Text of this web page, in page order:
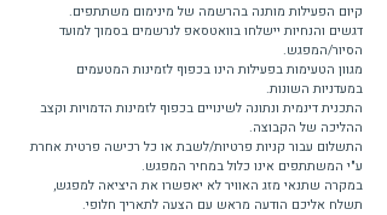
קיום הפעילות מותנה בהרשמה של מינימום משתתפים.
דגשים והנחיות יישלחו בוואטסאפ לנרשמים בסמוך למועד
הסיור/המפגש.
מגוון הטעימות בפעילות הינו בכפוף לזמינות המטעמים
במעדניות השונות.
התכנית דינמית ונתונה לשינויים בכפוף לזמינות הדמויות וקצב
ההליכה של הקבוצה.
התשלום עבור קניות פרטיות/לשבת או כל רכישה פרטית אחרת
ע"י המשתתפים אינו כלול במחיר המפגש.
במקרה שתנאי מזג האוויר לא יאפשרו את היציאה למפגש,
תשלח אליכם הודעה מראש עם הצעה לתאריך חלופי.